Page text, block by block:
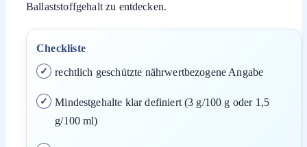
Ballaststoffgehalt zu entdecken.
Checkliste
rechtlich geschützte nährwertbezogene Angabe
Mindestgehalte klar definiert (3 g/100 g oder 1,5
g/100 ml)